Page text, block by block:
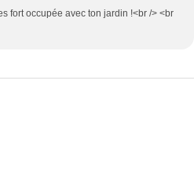
fort occupée avec ton jardin !<br /> <br